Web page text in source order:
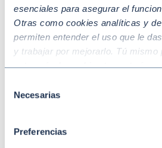
esenciales para asegurar el
Otras como cookies analíticas y
permiten entender el uso que le
y trabajar por mejorarlo. Tú mismo
quieras que recojamos ninguna
Necesarias
Preferencias
Este reto responde a la necesidad
cumplimiento a normativas
como laCSDDD(Directiva sobre
empresas en materia de
compañías registran soluciones
Logística verde y distribución: